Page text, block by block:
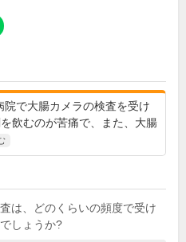
で大腸カメラの検査を受け
飲むのが苦痛で、また、大腸
は、どのくらいの頻度で受け
しょうか?